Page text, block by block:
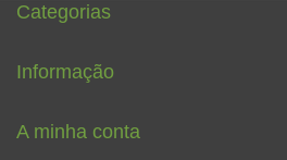
Categorias
Informação
A minha conta